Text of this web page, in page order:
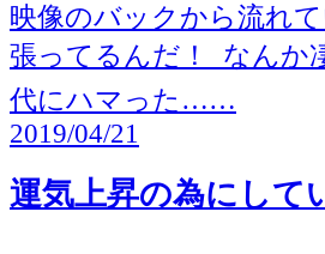
映像のバックから流れ
張ってるんだ！ なんか
代にハマった……
2019/04/21
運気上昇の為にして